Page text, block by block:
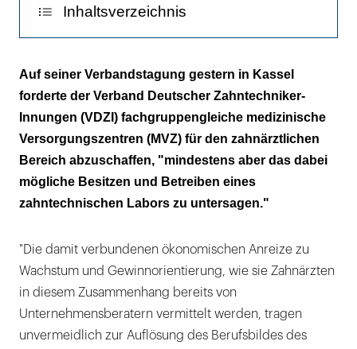
Inhaltsverzeichnis
"MVZ verstärken
Kommerzialisierungstendenzen in der
Zahnmedizin!"
Ein "ordnungspolitische Kollateralschaden" für
Zahntechniker
"Mindestens aber ist das dabei mögliche
zahntechnischen Labors zu untersagen."
Auf seiner Verbandstagung gestern in Kassel
forderte der Verband Deutscher Zahntechniker-
Innungen (VDZI) fachgruppengleiche medizinische
Versorgungszentren (MVZ) für den zahnärztlichen
Bereich abzuschaffen, "mindestens aber das dabei
mögliche Besitzen und Betreiben eines
zahntechnischen Labors zu untersagen."
"Die damit verbundenen ökonomischen Anreize zu
Wachstum und Gewinnorientierung, wie sie Zahnärzten
in diesem Zusammenhang bereits von
Unternehmensberatern vermittelt werden, tragen
unvermeidlich zur Auflösung des Berufsbildes des